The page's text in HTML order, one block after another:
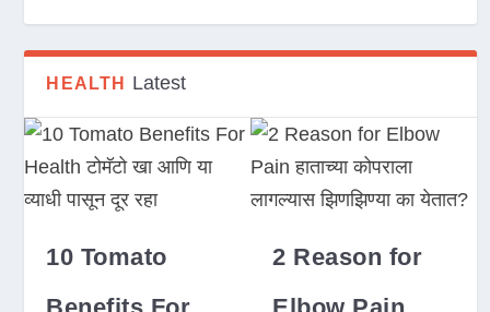
HEALTH Latest
10 Tomato
2 Reason for